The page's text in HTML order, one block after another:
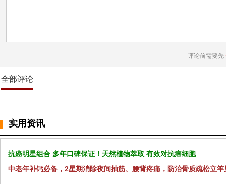
评论前需要先
全部评论
实用资讯
抗癌明星组合 多年口碑保证！天然植物萃取 有效对抗癌细胞
中老年补钙必备，2星期消除夜间抽筋、腰背疼痛，防治骨质疏松立竿